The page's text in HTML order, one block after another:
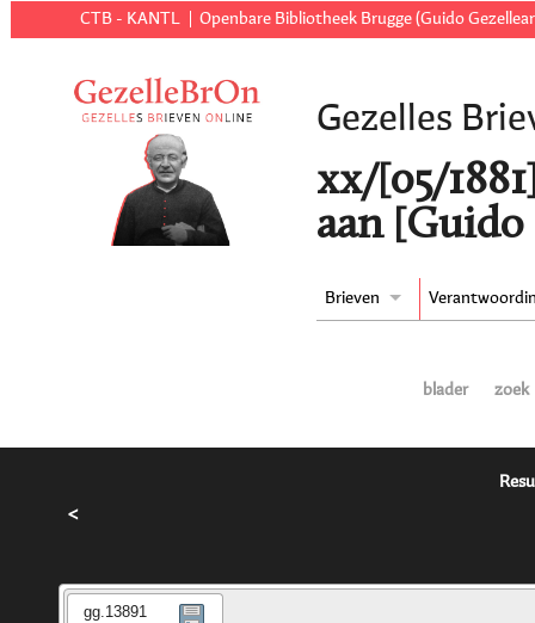
CTB - KANTL Openbare Bibliotheek Brugge (Guido
Gezelles
xx/[05/
aan [Guido
Brieven
blader zoek
<
gg.13891